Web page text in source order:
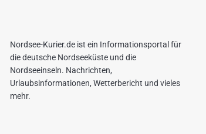
Nordsee-Kurier.de ist ein Informationsportal für
die deutsche Nordseeküste und die
Nordseeinseln. Nachrichten,
Urlaubsinformationen, Wetterbericht und vieles
mehr.